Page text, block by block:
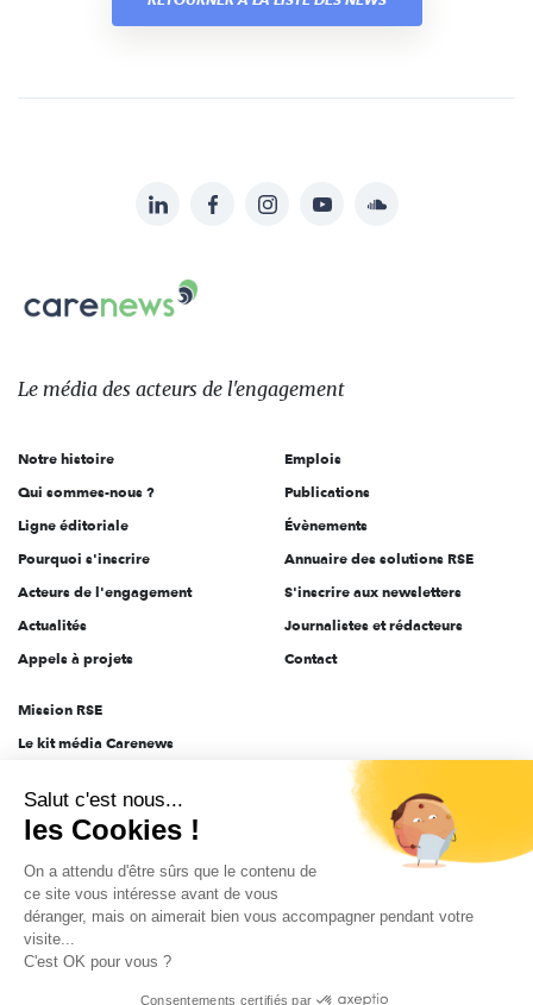
sur:
LinkedInFacebookInstagramYouTubeSoundcloud
Le
des
l'engagement
Le média des acteurs de l'engagement
Notre histoire
Qui sommes-nous ?
Ligne éditoriale
Pourquoi s'inscrire
Acteurs de l'engagement
Actualités
Appels à projets
Emplois
Publications
Évènements
Annuaire des solutions RSE
S'inscrire aux newsletters
Journalistes et rédacteurs
Contact
Mission RSE
Le kit média Carenews
AEF info
Novethic
PRODURABLE
Inclusiv Day
Données personnelles Mentions légales 2025-2026 Tout droits réservés
Salut c'est nous...
les Cookies !
On a attendu d'être sûrs que le contenu de
ce site vous intéresse avant de vous
déranger, mais on aimerait bien vous accompagner pendant votre
visite...
C'est OK pour vous ?
Consentements certifiés par